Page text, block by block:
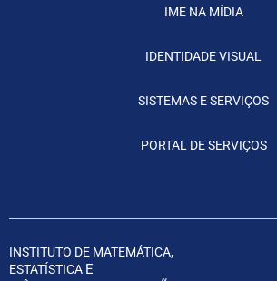
IME NA MÍDIA
IDENTIDADE VISUAL
SISTEMAS E SERVIÇOS
PORTAL DE SERVIÇOS
INSTITUTO DE MATEMÁTICA,
ESTATÍSTICA E